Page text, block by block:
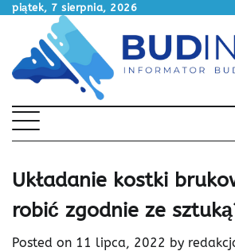
Skip
content
piątek, 7 sierpnia, 2026
Układanie kostki
robić zgodnie ze
Posted on 11 lipca, 2022 by